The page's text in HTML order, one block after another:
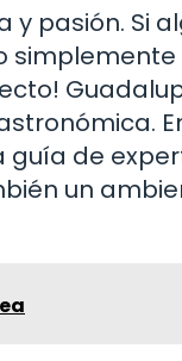
pasión. Si
de
un